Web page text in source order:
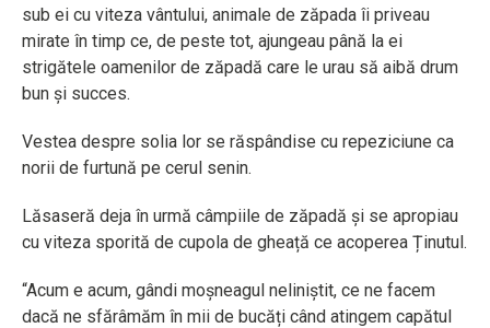
sub ei cu viteza vântului, animale de zăpada îi priveau
mirate în timp ce, de peste tot, ajungeau până la ei
strigătele oamenilor de zăpadă care le urau să aibă drum
bun și succes.
Vestea despre solia lor se răspândise cu repeziciune ca
norii de furtună pe cerul senin.
Lăsaseră deja în urmă câmpiile de zăpadă și se apropiau
cu viteza sporită de cupola de gheață ce acoperea Ținutul.
“Acum e acum, gândi moșneagul neliniștit, ce ne facem
dacă ne sfărâmăm în mii de bucăți când atingem capătul